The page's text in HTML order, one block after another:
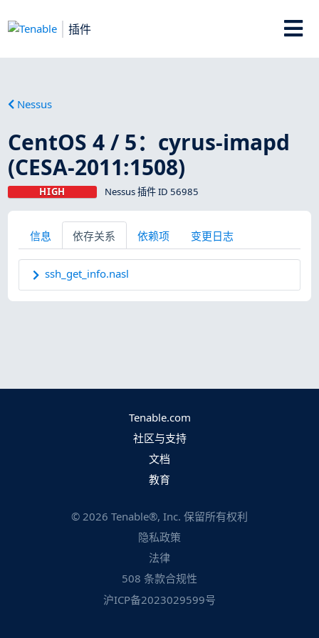
插件
Nessus
CentOS 4 / 5：cyrus-imapd
(CESA-2011:1508)
HIGH Nessus 插件 ID 56985
信息 依存关系 依赖项 变更日志
ssh_get_info.nasl
Tenable.com
社区与支持
文档
教育
© 2026 Tenable®, Inc. 保留所有权利
隐私政策
法律
508 条款合规性
沪ICP备2023029599号